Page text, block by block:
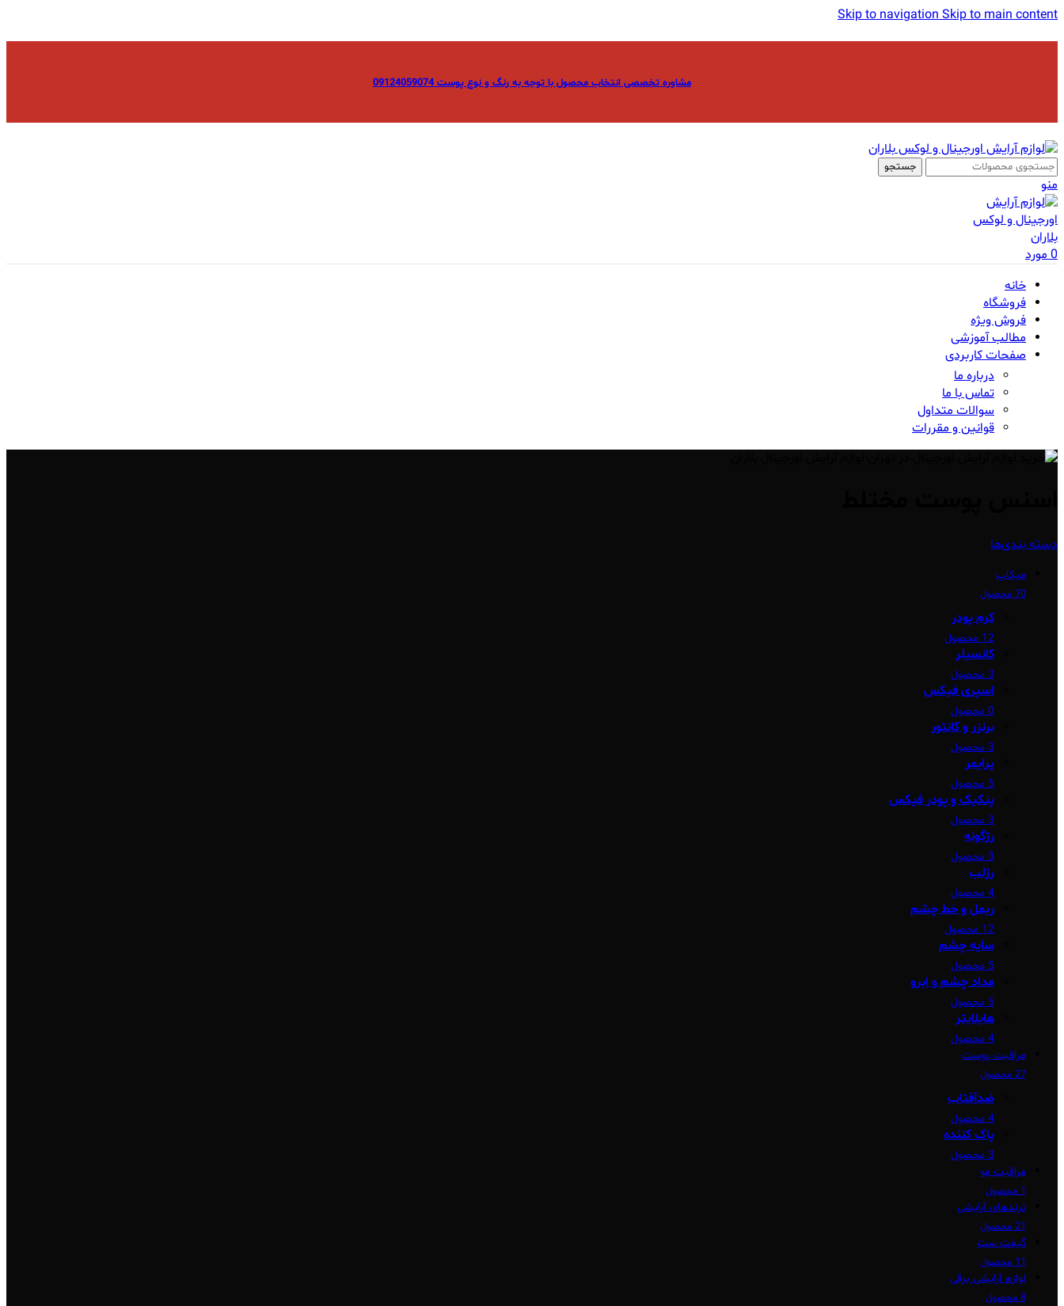
Skip to navigationSkip to main content
مشاوره تخصصی انتخاب محصول با توجه به رنگ و نوع پوست 09124059074
جستجو
منو
0مورد
خانه
فروشگاه
فروش ویژه
مطالب آموزشی
صفحات کاربردی
درباره ما
تماس با ما
سوالات متداول
قوانین و مقررات
دسته بندی‌ها
میکاپ
70 محصول
کرم پودر
12 محصول
کانسیلر
3 محصول
اسپری فیکس
0 محصول
برنزر و کانتور
3 محصول
پرایمر
5 محصول
پنکیک و پودر فیکس
3 محصول
رژگونه
3 محصول
رژلب
4 محصول
ریمل و خط چشم
12 محصول
سایه چشم
5 محصول
مداد چشم و ابرو
5 محصول
هایلایتر
4 محصول
مراقبت پوست
27 محصول
ضدآفتاب
4 محصول
پاک کننده
3 محصول
مراقبت مو
1 محصول
ترندهای آرایشی
21 محصول
گیفت ست
11 محصول
لوازم آرایشی برقی
8 محصول